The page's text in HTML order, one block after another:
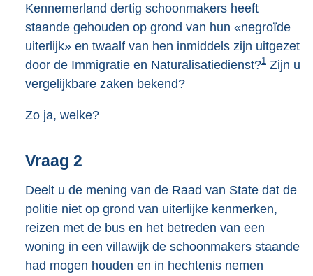
Kennemerland dertig schoonmakers heeft
staande gehouden op grond van hun «negroïde
uiterlijk» en twaalf van hen inmiddels zijn uitgezet
door de Immigratie en Naturalisatiedienst?1 Zijn u
vergelijkbare zaken bekend?
Zo ja, welke?
Vraag 2
Deelt u de mening van de Raad van State dat de
politie niet op grond van uiterlijke kenmerken,
reizen met de bus en het betreden van een
woning in een villawijk de schoonmakers staande
had mogen houden en in hechtenis nemen